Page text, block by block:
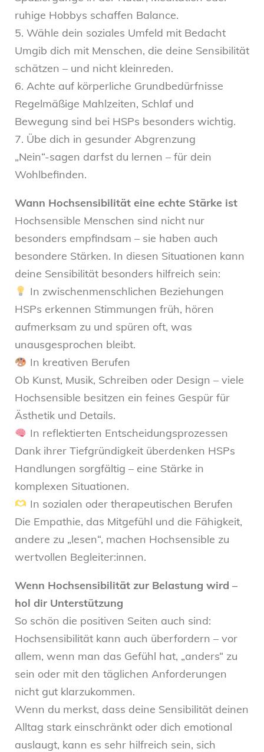
ruhige Hobbys schaffen Balance.
5. Wähle dein soziales Umfeld mit Bedacht
Umgib dich mit Menschen, die deine Sensibilität
schätzen – und nicht kleinreden.
6. Achte auf körperliche Grundbedürfnisse
Regelmäßige Mahlzeiten, Schlaf und
Bewegung sind bei HSPs besonders wichtig.
7. Übe dich in gesunder Abgrenzung
„Nein“-sagen darfst du lernen – für dein
Wohlbefinden.
Wann Hochsensibilität eine echte Stärke ist
Hochsensible Menschen sind nicht nur
besonders empfindsam – sie haben auch
besondere Stärken. In diesen Situationen kann
deine Sensibilität besonders hilfreich sein:
In zwischenmenschlichen Beziehungen
HSPs erkennen Stimmungen früh, hören
aufmerksam zu und spüren oft, was
unausgesprochen bleibt.
In kreativen Berufen
Ob Kunst, Musik, Schreiben oder Design – viele
Hochsensible besitzen ein feines Gespür für
Ästhetik und Details.
In reflektierten Entscheidungsprozessen
Dank ihrer Tiefgründigkeit überdenken HSPs
Handlungen sorgfältig – eine Stärke in
komplexen Situationen.
In sozialen oder therapeutischen Berufen
Die Empathie, das Mitgefühl und die Fähigkeit,
andere zu „lesen“, machen Hochsensible zu
wertvollen Begleiter:innen.
Wenn Hochsensibilität zur Belastung wird –
hol dir Unterstützung
So schön die positiven Seiten auch sind:
Hochsensibilität kann auch überfordern – vor
allem, wenn man das Gefühl hat, „anders“ zu
sein oder mit den täglichen Anforderungen
nicht gut klarzukommen.
Wenn du merkst, dass deine Sensibilität deinen
Alltag stark einschränkt oder dich emotional
auslaugt, kann es sehr hilfreich sein, sich